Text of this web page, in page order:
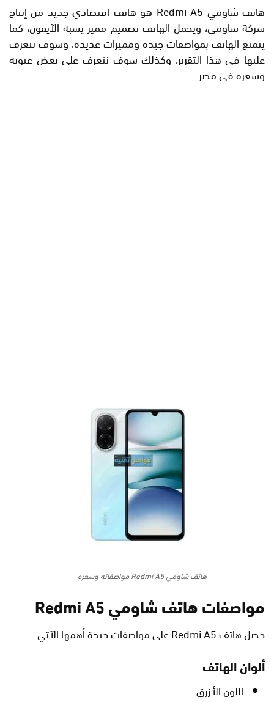
هاتف شاومي Redmi A5 هو هاتف اقتصادي جديد من إنتاج
شركة شاومي، ويحمل الهاتف تصميم مميز يشبه الآيفون، كما
يتمتع الهاتف بمواصفات جيدة ومميزات عديدة، وسوف نتعرف
عليها في هذا التقرير، وكذلك سوف نتعرف على بعض عيوبه
وسعره في مصر.
هاتف شاومي Redmi A5 مواصفاته وسعره
مواصفات هاتف شاومي Redmi A5
حصل هاتف Redmi A5 على مواصفات جيدة أهمها الآتي:
ألوان الهاتف
اللون الأزرق.